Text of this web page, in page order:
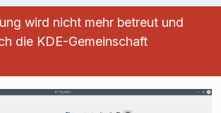
wird nicht mehr betreut und
die KDE-Gemeinschaft